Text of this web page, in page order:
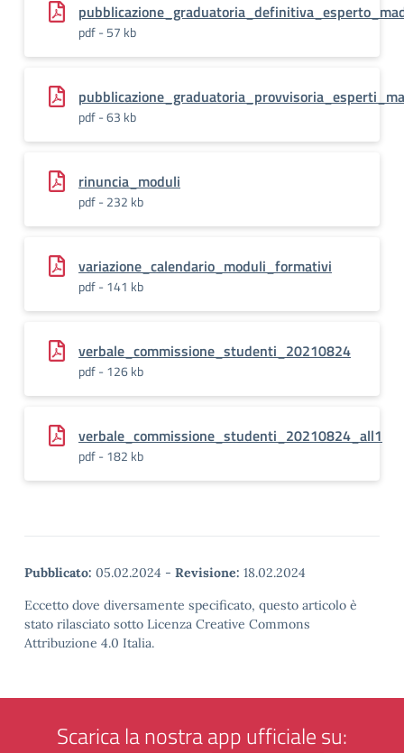
pdf - 57 kb
pdf - 63 kb
rinuncia_moduli
pdf - 232 kb
variazione_calendario_moduli_formativi
pdf - 141 kb
verbale_commissione_studenti_20210824
pdf - 126 kb
verbale_commissione_studenti_20210824_all1
pdf - 182 kb
Pubblicato: 05.02.2024 - Revisione: 18.02.2024
Eccetto dove diversamente specificato, questo articolo è
stato rilasciato sotto Licenza Creative Commons
Attribuzione 4.0 Italia.
Scarica la nostra app ufficiale su: